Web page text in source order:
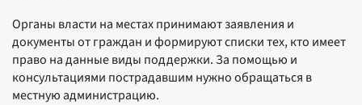
Органы власти на местах принимают заявления и
документы от граждан и формируют списки тех, кто имеет
право на данные виды поддержки. За помощью и
консультациями пострадавшим нужно обращаться в
местную администрацию.